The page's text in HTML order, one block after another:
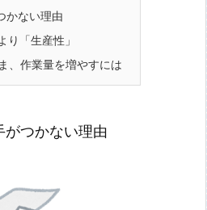
かない理由
り「生産性」
、作業量を増やすには
がつかない理由